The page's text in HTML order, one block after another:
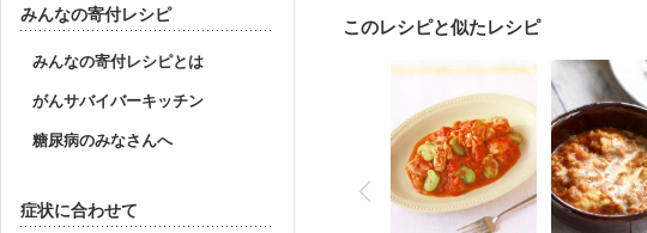
みんなの寄付レシピ
みんなの寄付レシピとは
がんサバイバーキッチン
糖尿病のみなさんへ
症状に合わせて
フレイル（年齢に合わせた体作り）
このレシピと似たレシピ